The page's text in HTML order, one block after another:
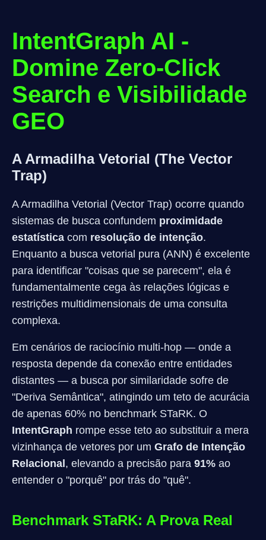
IntentGraph AI -
Domine Zero-Click
Search e Visibilidade
GEO
A Armadilha Vetorial (The Vector
Trap)
A Armadilha Vetorial (Vector Trap) ocorre quando
sistemas de busca confundem proximidade
estatística com resolução de intenção.
Enquanto a busca vetorial pura (ANN) é excelente
para identificar "coisas que se parecem", ela é
fundamentalmente cega às relações lógicas e
restrições multidimensionais de uma consulta
complexa.
Em cenários de raciocínio multi-hop — onde a
resposta depende da conexão entre entidades
distantes — a busca por similaridade sofre de
"Deriva Semântica", atingindo um teto de acurácia
de apenas 60% no benchmark STaRK. O
IntentGraph rompe esse teto ao substituir a mera
vizinhança de vetores por um Grafo de Intenção
Relacional , elevando a precisão para 91% ao
entender o "porquê" por trás do "quê".
Benchmark STaRK: A Prova Real